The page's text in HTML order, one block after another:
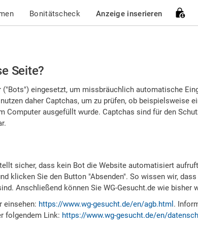
Bonitätscheck Anzeige inserieren
Seite?
eingesetzt, um missbräuchlich automatische
daher Captchas, um zu prüfen, ob beispielsweise
Computer ausgefüllt wurde. Captchas sind für den
sicher, dass kein Bot die Website automatisiert
klicken Sie den Button "Absenden". So wissen wir,
Anschließend können Sie WG-Gesucht.de wie bisher
einsehen: https://www.wg-gesucht.de/en/agb.html .
folgendem Link: https://www.wg-gesucht.de/en/